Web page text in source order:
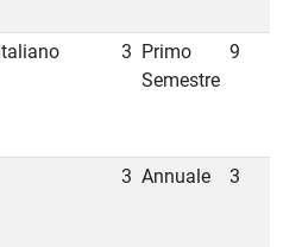
Italiano 3 Primo
Semestre
9
3 Annuale 3